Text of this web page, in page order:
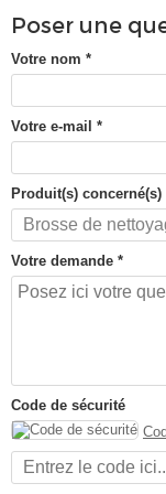
Poser une
Votre nom *
Votre e-mail *
Produit(s) concerné(s)
Votre demande *
Code de sécurité